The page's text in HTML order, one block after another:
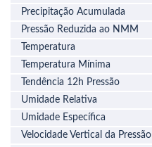
Precipitação Acumulada
Pressão Reduzida ao NMM
Temperatura
Temperatura Mínima
Tendência 12h Pressão
Umidade Relativa
Umidade Específica
Velocidade Vertical da Pressão